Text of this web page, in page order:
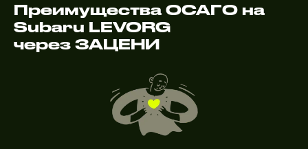
Преимущества ОСАГО на
Subaru LEVORG
через ЗАЦЕНИ